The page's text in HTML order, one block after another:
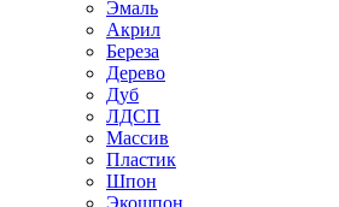
Эмаль
Акрил
Береза
Дерево
Дуб
ЛДСП
Массив
Пластик
Шпон
Экошпон